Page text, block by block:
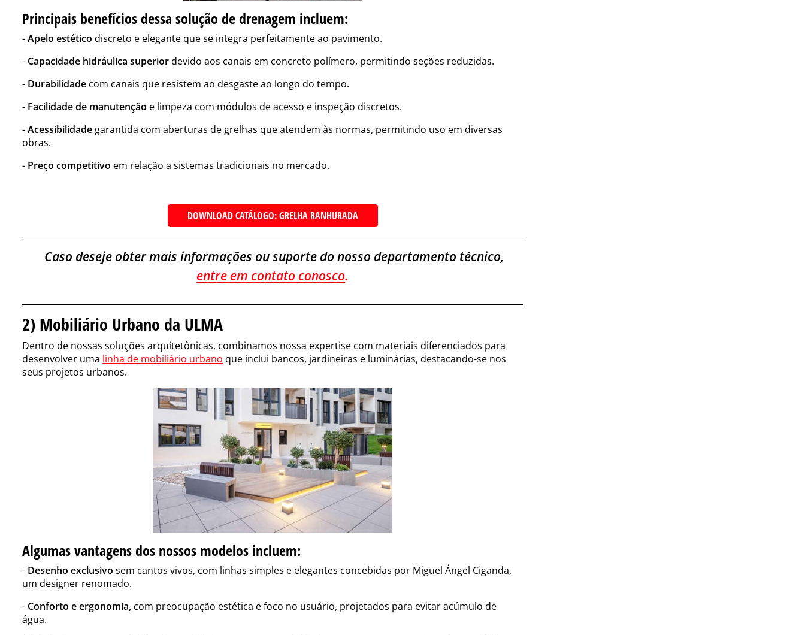
Principais benefícios dessa solução de drenagem incluem:
-Apelo estético discreto e elegante que se integra perfeitamente ao pavimento.
- Capacidade hidráulica superiordevido aos canais em concreto polímero, permitindo seções reduzidas.
- Durabilidade com canais que resistem ao desgaste ao longo do tempo.
- Facilidade de manutenção e limpeza com módulos de acesso e inspeção discretos.
-Acessibilidade garantida com aberturas de grelhas que atendem às normas, permitindo uso em diversas
obras.
- Preço competitivo em relação a sistemas tradicionais no mercado.
DOWNLOAD CATÁLOGO: GRELHA RANHURADA
Caso deseje obter mais informações ou suporte do nosso departamento técnico,
entre em contato conosco.
2) Mobiliário Urbano da ULMA
Dentro de nossas soluções arquitetônicas, combinamos nossa expertise com materiais diferenciados para
desenvolver uma linha de mobiliário urbano que inclui bancos, jardineiras e luminárias, destacando-se nos
seus projetos urbanos.
Algumas vantagens dos nossos modelos incluem:
- Desenho exclusivo sem cantos vivos, com linhas simples e elegantes concebidas por Miguel Ángel Ciganda,
um designer renomado.
- Conforto e ergonomia, com preocupação estética e foco no usuário, projetados para evitar acúmulo de
água.